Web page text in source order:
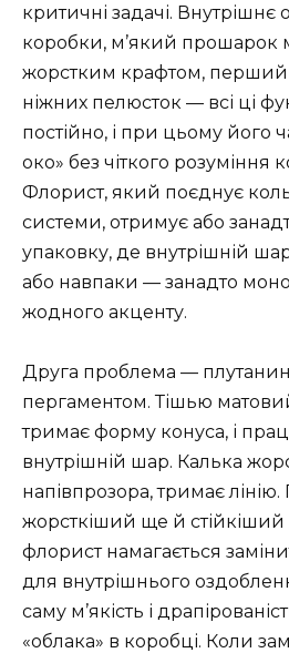
критичні задачі. Внутрішнє
коробки, м’який прошарок
жорстким крафтом, перший
ніжних пелюсток — всі ці
постійно, і при цьому його
око» без чіткого розуміння
Флорист, який поєднує
системи, отримує або
упаковку, де внутрішній
або навпаки — занадто
жодного акценту.
Друга проблема —
пергаментом. Тішью
тримає форму конуса, і
внутрішній шар. Калька
напівпрозора, тримає
жорсткіший ще й
флорист намагається
для внутрішнього
саму м’якість і
«облака» в коробці. Коли